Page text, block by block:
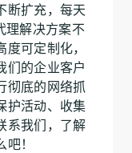
断扩充，每天
理解决方案不
可定制化，
们的企业客户
彻底的网络抓
护活动、收集
系我们，了解
！